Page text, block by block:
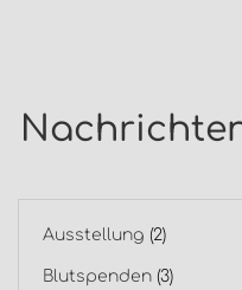
Ausstellung (2)
Blutspenden (3)